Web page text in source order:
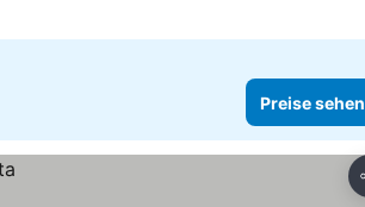
Preise sehen